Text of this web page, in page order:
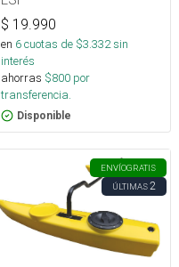
$ 19.990
en 6cuotas de $3.332sin
interés
ahorras $800 por
transferencia.
Disponible
ENVÍOGRATIS
ÚLTIMAS2